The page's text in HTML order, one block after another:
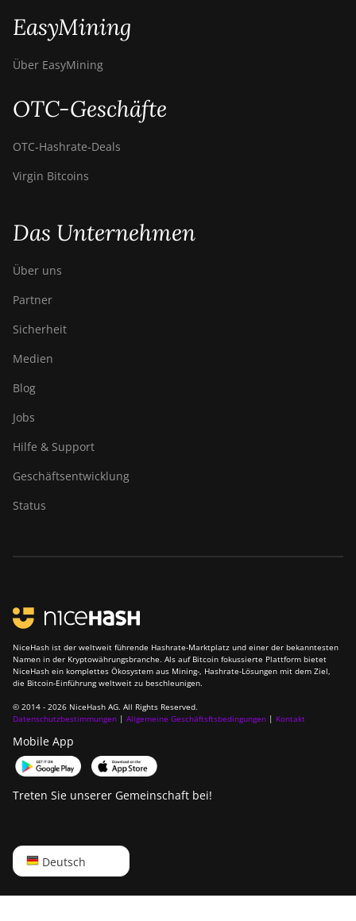
EasyMining
Über EasyMining
OTC-Geschäfte
OTC‑Hashrate‑Deals
Virgin Bitcoins
Das Unternehmen
Über uns
Partner
Sicherheit
Medien
Blog
Jobs
Hilfe & Support
Geschäftsentwicklung
Status
NiceHash ist der weltweit führende Hashrate-Marktplatz und einer der bekanntesten
Namen in der Kryptowährungsbranche. Als auf Bitcoin fokussierte Plattform bietet
NiceHash ein komplettes Ökosystem aus Mining-, Hashrate-Lösungen mit dem Ziel,
die Bitcoin-Einführung weltweit zu beschleunigen.
© 2014 - 2026 NiceHash AG. All Rights Reserved.
Datenschutzbestimmungen | Allgemeine Geschäftsftsbedingungen | Kontakt
Mobile App
Treten Sie unserer Gemeinschaft bei!
Deutsch
English